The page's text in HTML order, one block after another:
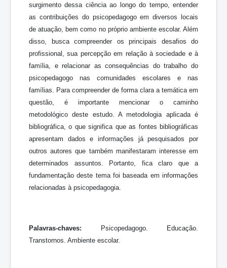
surgimento dessa ciência ao longo do tempo, entender
as contribuições do psicopedagogo em diversos locais
de atuação, bem como no próprio ambiente escolar. Além
disso, busca compreender os principais desafios do
profissional, sua percepção em relação à sociedade e à
família, e relacionar as consequências do trabalho do
psicopedagogo nas comunidades escolares e nas
famílias. Para compreender de forma clara a temática em
questão, é importante mencionar o caminho
metodológico deste estudo. A metodologia aplicada é
bibliográfica, o que significa que as fontes bibliográficas
apresentam dados e informações já pesquisados por
outros autores que também manifestaram interesse em
determinados assuntos. Portanto, fica claro que a
fundamentação deste tema foi baseada em informações
relacionadas à psicopedagogia.
Palavras-chaves: Psicopedagogo. Educação.
Transtornos. Ambiente escolar.